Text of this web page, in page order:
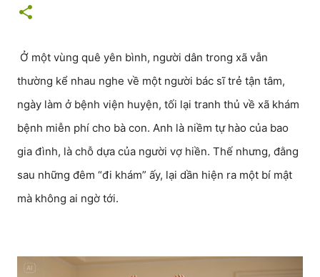
Ở một vùng quê yên bình, người dân trong xã vẫn
thường kể nhau nghe về một người bác sĩ trẻ tận tâm,
ngày làm ở bệnh viện huyện, tối lại tranh thủ về xã khám
bệnh miễn phí cho bà con. Anh là niềm tự hào của bao
gia đình, là chỗ dựa của người vợ hiền. Thế nhưng, đằng
sau những đêm “đi khám” ấy, lại dần hiện ra một bí mật
mà không ai ngờ tới.